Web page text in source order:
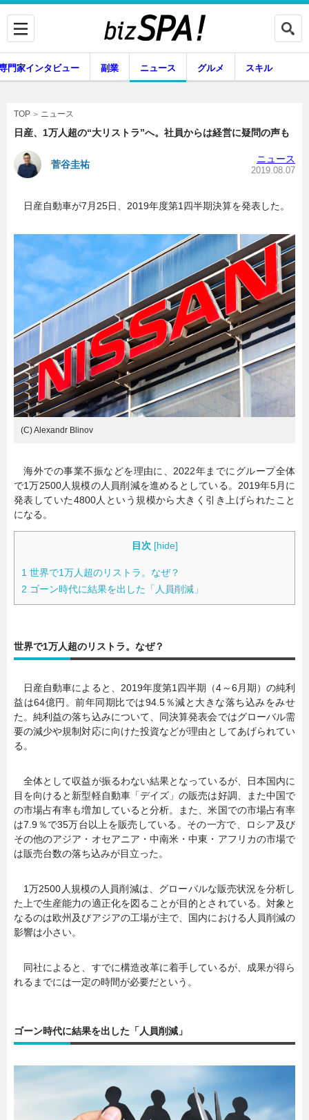
企業インタビュー 専門家インタビュー
グルメ スキル
暮らし エンタメ
連載一覧
門家インタビュー 副業 ニュース グルメ スキル
TOP ニュース
日産、1万人超の“大リストラ”へ。社員からは経営に疑問の声も
菅谷圭祐 ニュース
2019.08.07
日産自動車が7月25日、2019年度第1四半期決算を発表した。
(C) Alexandr Blinov
海外での事業不振などを理由に、2022年までにグループ全体
で1万2500人規模の人員削減を進めるとしている。2019年5月に
発表していた4800人という規模から大きく引き上げられたこと
になる。
目次 [hide]
1 世界で1万人超のリストラ。なぜ？
2 ゴーン時代に結果を出した「人員削減」
世界で1万人超のリストラ。なぜ？
日産自動車によると、2019年度第1四半期（4～6月期）の純利
益は64億円。前年同期比では94.5％減と大きな落ち込みをみせ
た。純利益の落ち込みについて、同決算発表会ではグローバル需
要の減少や規制対応に向けた投資などが理由としてあげられてい
る。
全体として収益が振るわない結果となっているが、日本国内に
目を向けると新型軽自動車「デイズ」の販売は好調、また中国で
の市場占有率も増加していると分析。また、米国での市場占有率
は7.9％で35万台以上を販売している。その一方で、ロシア及び
その他のアジア・オセアニア・中南米・中東・アフリカの市場で
は販売台数の落ち込みが目立った。
1万2500人規模の人員削減は、グローバルな販売状況を分析し
た上で生産能力の適正化を図ることが目的とされている。対象と
なるのは欧州及びアジアの工場が主で、国内における人員削減の
影響は小さい。
同社によると、すでに構造改革に着手しているが、成果が得ら
れるまでには一定の時間が必要だという。
ゴーン時代に結果を出した「人員削減」